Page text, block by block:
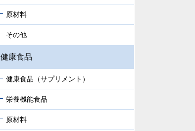
原材料
その他
健康食品
健康食品（サプリメント）
栄養機能食品
原材料